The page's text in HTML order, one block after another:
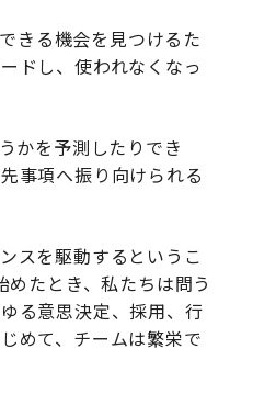
きる機会を見つけるた
ドし、使われなくなっ
かを予測したりでき
事項へ振り向けられる
スを駆動するというこ
たとき、私たちは問う
る意思決定、採用、行
めて、チームは繁栄で